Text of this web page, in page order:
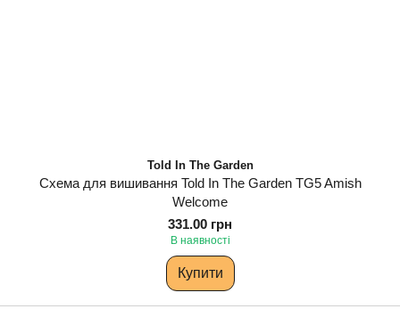
Told In The Garden
Схема для вишивання Told In The Garden TG5 Amish
Welcome
331.00 грн
В наявності
Купити